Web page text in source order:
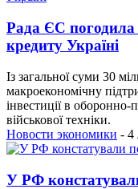
Рада ЄС
кредиту Україні
Із загальної суми 30
макроекономічну
інвестиції в
військової техніки.
Новости экономики - 4
У РФ